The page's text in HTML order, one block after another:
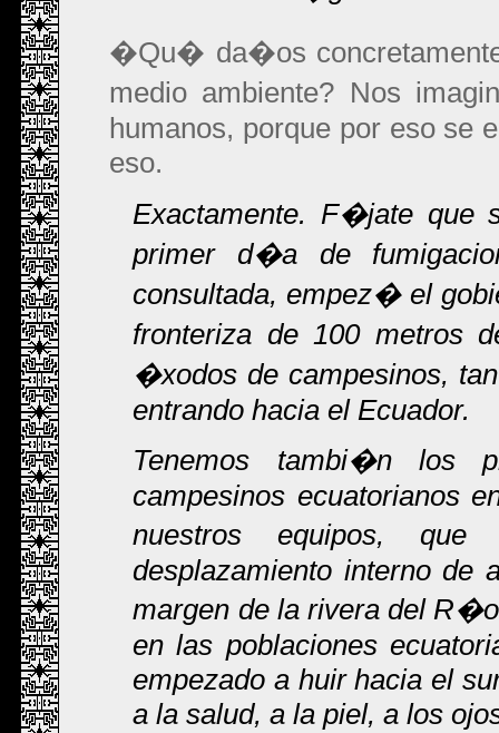
�Qu� da�os
medio ambiente? Nos
humanos, porque por eso se
eso.
Exactamente. F�jate que
primer d�a de
consultada, empez� el
fronteriza de 100 metros
�xodos de campesinos,
entrando hacia el Ecuador.
Tenemos tambi�n los
campesinos ecuatorianos
nuestros equipos,
desplazamiento interno de
margen de la rivera del
en las poblaciones
empezado a huir hacia el
a la salud, a la piel, a los